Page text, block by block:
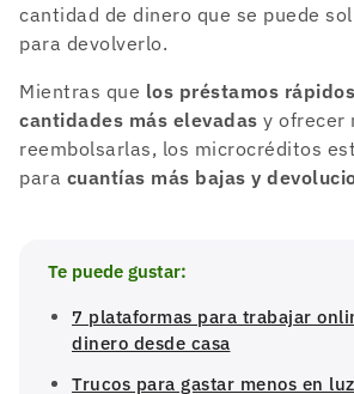
cantidad de dinero que se puede
para devolverlo.
Mientras que los préstamos
cantidades más elevadas y ofrecer
reembolsarlas, los microcréditos
para cuantías más bajas y
Te puede gustar:
7 plataformas para trabajar
dinero desde casa
Trucos para gastar menos en